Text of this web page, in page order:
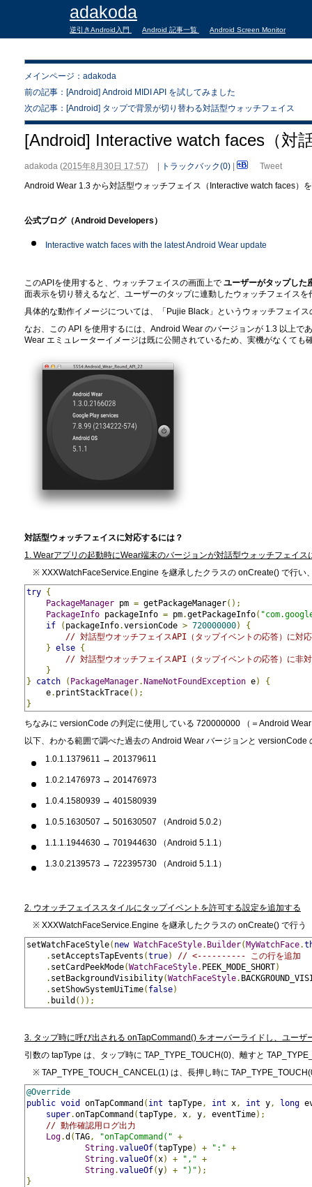
adakoda
逆引きAndroid入門 Android 記事一覧 Android Screen Monitor
メインページ：adakoda
前の記事：[Android] Android MIDI API を試してみました
次の記事：[Android] タップで背景が切り替わる対話型ウォッチフェイス
[Android] Interactive watch faces（対
adakoda (2015年8月30日 17:57) トラックバック(0)
Tweet
Android Wear 1.3 から対話型ウォッチフェイス（Interactive watch faces）
公式ブログ（Android Developers）
Interactive watch faces with the latest Android Wear update
このAPIを使用すると、ウォッチフェイスの画面上で ユーザーがタップした
面表示を切り替えるなど、ユーザーのタップに連動したウォッチフェイスを
具体的な動作イメージについては、「Pujie Black」というウォッチフェイス
なお、この API を使用するには、Android Wear のバージョンが 1.3 以上で
Wear エミュレーターイメージは既に公開されているため、実機がなくても
対話型ウォッチフェイスに対応するには？
1. Wearアプリの起動時にWear端末のバージョンが対話型ウォッチフェイ
※ XXXWatchFaceService.Engine を継承したクラスの onCreate() で行い
try {
PackageManager pm = getPackageManager();
PackageInfo packageInfo = pm.getPackageInfo(
if
( packageInfo.versionCode > 720000000)
{
// 対話型ウオッチフェイスAPI（タップイベントの応答）に対応
} else {
// 対話型ウオッチフェイスAPI（タップイベントの応答）に非
}
}
catch ( PackageManager.NameNotFoundException e)
{
e. printStackTrace();
}
ちなみに versionCode の判定に使用している 720000000 （＝Android
以下、わかる範囲で調べた過去の Android Wear バージョンと versionCode
1.0.1.1379611 → 201379611
1.0.2.1476973 → 201476973
1.0.4.1580939 → 401580939
1.0.5.1630507 → 501630507 （Android 5.0.2）
1.1.1.1944630 → 701944630 （Android 5.1.1）
1.3.0.2139573 → 722395730 （Android 5.1.1）
2. ウオッチフェイススタイルにタップイベントを許可する設定を追加する
※ XXXWatchFaceService.Engine を継承したクラスの onCreate() で行う
setWatchFaceStyle( new WatchFaceStyle. Builder(MyWatchFace.
. setAcceptsTapEvents (true)
// <---------- この行を追加
. setCardPeekMode(WatchFaceStyle. PEEK_MODE_SHORT)
. setBackgroundVisibility(WatchFaceStyle.
. setShowSystemUiTime( false)
. build ());
3. タップ時に呼び出される onTapCommand() をオーバーライドし、ユーザ
引数の tapType は、タップ時に TAP_TYPE_TOUCH(0)、離すと
※ TAP_TYPE_TOUCH_CANCEL(1) は、長押し時に
@Override
public void onTapCommand ( int tapType , int x , int y , long
super.onTapCommand (tapType , x , y , eventTime);
// 動作確認用ログ出力
Log.d (TAG , "onTapCommand(" +
String.valueOf(tapType) + ":" +
String.valueOf( x) + "," +
String.valueOf(y) + ")" );
}